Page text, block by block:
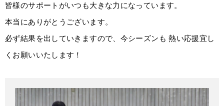
皆様のサポートがいつも大きな力になっています。
本当にありがとうございます。
必ず結果を出していきますので、今シーズンも 熱い応援宜し
くお願いいたします！